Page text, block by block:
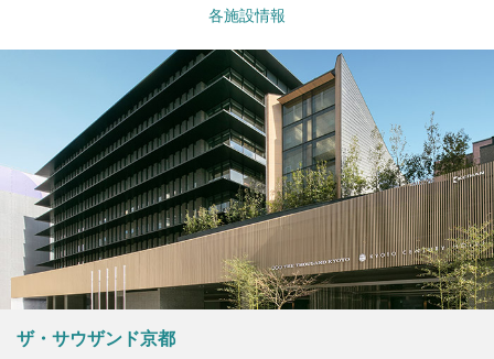
各施設情報
ザ・サウザンド京都